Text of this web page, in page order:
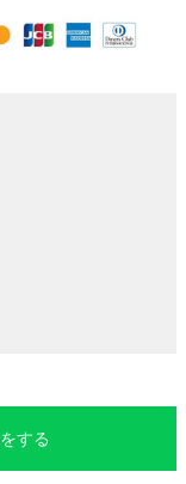
する